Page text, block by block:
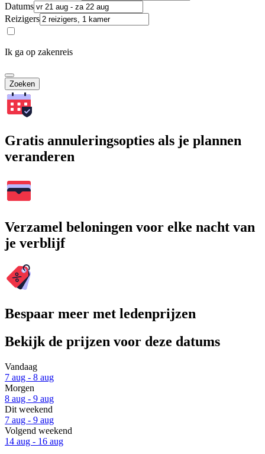
Datums
Reizigers
Ik ga op zakenreis
Zoeken
Gratis annuleringsopties als je plannen
veranderen
Verzamel beloningen voor elke nacht van
je verblijf
Bespaar meer met ledenprijzen
Bekijk de prijzen voor deze datums
Vandaag
7 aug - 8 aug
Morgen
8 aug - 9 aug
Dit weekend
7 aug - 9 aug
Volgend weekend
14 aug - 16 aug